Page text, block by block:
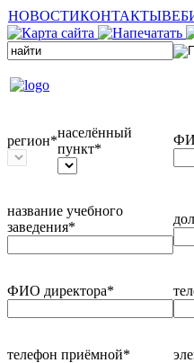
НОВОСТИКОНТАКТЫ
регион*
населённый
пункт*
название учебного
заведения*
ФИО директора*
телефон приёмной*